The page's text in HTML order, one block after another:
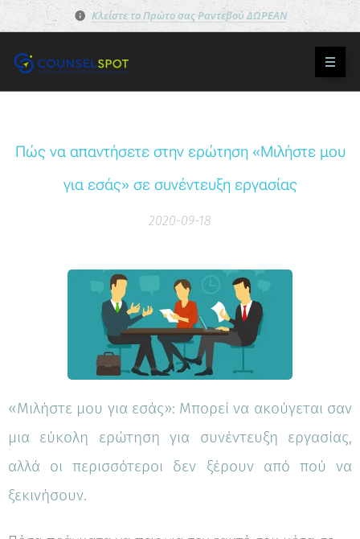
Κλείστε το Πρώτο σας Ραντεβού ΔΩΡΕΑΝ
Πώς να απαντήσετε στην ερώτηση «Μιλήστε μου
για εσάς» σε συνέντευξη εργασίας
2020-09-18
«Μιλήστε μου για εσάς»: Μπορεί να ακούγεται σαν
μια εύκολη ερώτηση για συνέντευξη εργασίας,
αλλά οι περισσότεροι δεν ξέρουν από πού να
ξεκινήσουν.